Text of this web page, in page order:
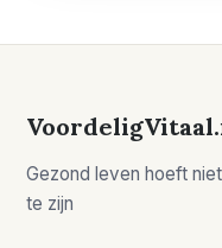
Gezond leven hoeft
te zijn